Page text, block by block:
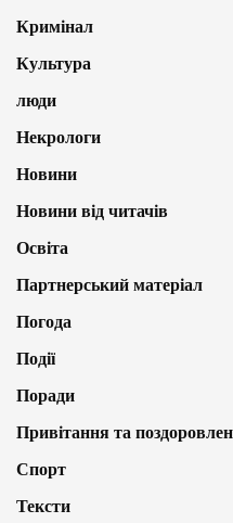
Кримінал
Культура
люди
Некрологи
Новини
Новини від читачів
Освіта
Партнерський матеріал
Погода
Події
Поради
Привітання та
Спорт
Тексти